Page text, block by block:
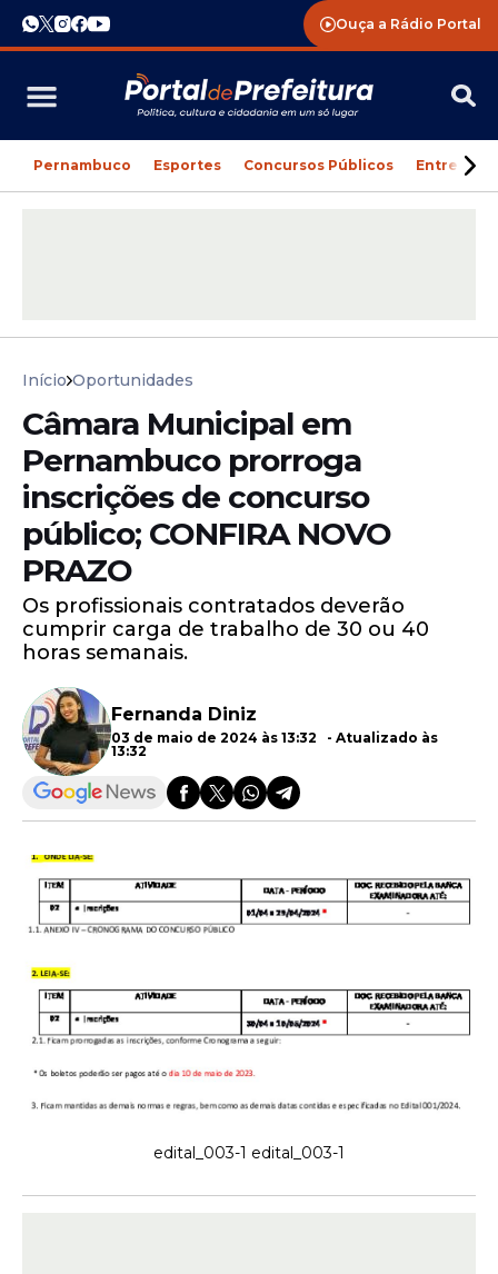
Ouça a Rádio Portal
Pernambuco Esportes Concursos Públicos
Início Oportunidades
Câmara Municipal em
Pernambuco prorroga
inscrições de concurso
público; CONFIRA NOVO
PRAZO
Os profissionais contratados deverão
cumprir carga de trabalho de 30 ou 40
horas semanais.
Fernanda Diniz
03 de maio de 2024 às 13:32 - Atualizado às
13:32
edital_003-1 edital_003-1